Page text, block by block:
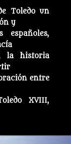
Toledo un
y
españoles,
la historia
entre
XVIII,